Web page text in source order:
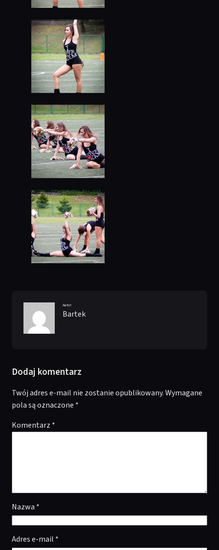
Autor
Bartek
Dodaj komentarz
Twój adres e-mail nie zostanie opublikowany.Wymagane
pola są oznaczone *
Komentarz *
Nazwa *
Adres e-mail *